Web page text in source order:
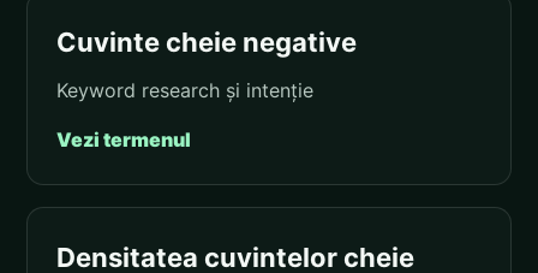
Cuvinte cheie negative
Keyword research și intenție
Vezi termenul
Densitatea cuvintelor cheie